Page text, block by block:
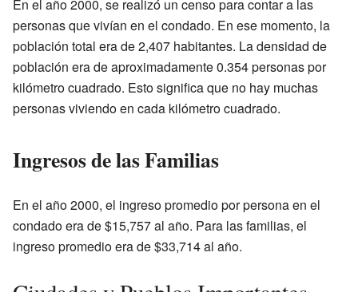
En el año 2000, se realizó un censo para contar a las
personas que vivían en el condado. En ese momento, la
población total era de 2,407 habitantes. La densidad de
población era de aproximadamente 0.354 personas por
kilómetro cuadrado. Esto significa que no hay muchas
personas viviendo en cada kilómetro cuadrado.
Ingresos de las Familias
En el año 2000, el ingreso promedio por persona en el
condado era de $15,757 al año. Para las familias, el
ingreso promedio era de $33,714 al año.